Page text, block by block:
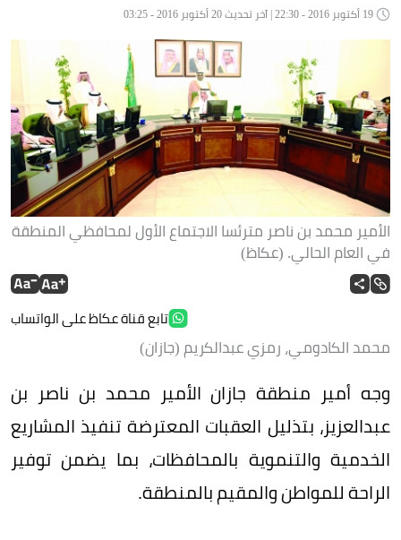
الأمير محمد بن ناصر مترئسا الاجتماع الأول لمحافظي المنطقة
في العام الحالي. (عكاظ)
تابع قناة عكاظ على الواتساب
محمد الكادومي، رمزي عبدالكريم (جازان)
وجه أمير منطقة جازان الأمير محمد بن ناصر بن
عبدالعزيز، بتذليل العقبات المعترضة تنفيذ المشاريع
الخدمية والتنموية بالمحافظات، بما يضمن توفير
الراحة للمواطن والمقيم بالمنطقة.